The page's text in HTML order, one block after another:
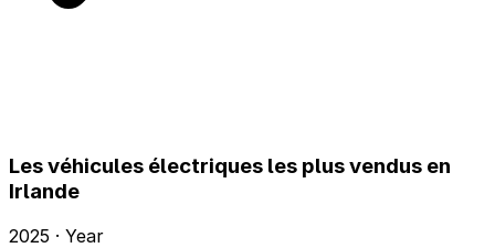
Les véhicules électriques les plus vendus en
Irlande
2025 · Year